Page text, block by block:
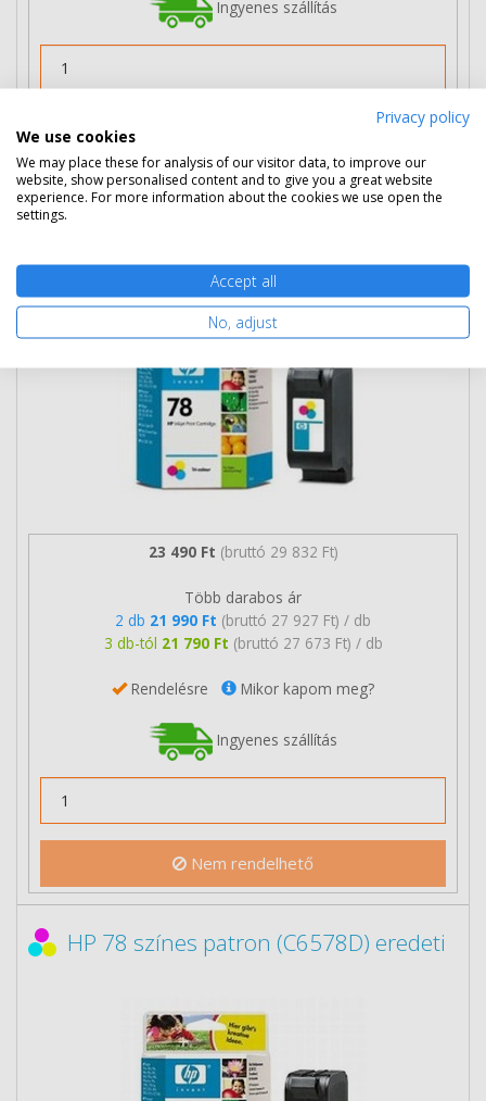
Ingyenes szállítás
HP 78 nagy kapacitású színes patron
23 490 Ft (bruttó 29 832 Ft)
Több darabos ár
2 db 21 990 Ft (bruttó 27 927 Ft) / db
3 db-tól 21 790 Ft (bruttó 27 673 Ft) / db
Rendelésre Mikor kapom meg?
Ingyenes szállítás
Nem rendelhető
HP 78 színes patron (C6578D) eredeti
Privacy policy
We use cookies
We may place these for analysis of our visitor data, to improve our
website, show personalised content and to give you a great website
experience. For more information about the cookies we use open the
settings.
Accept all
No, adjust